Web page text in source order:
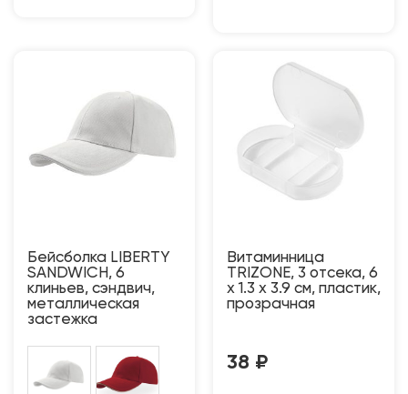
Бейсболка LIBERTY
SANDWICH, 6
клиньев, сэндвич,
металлическая
застежка
Витаминница
TRIZONE, 3 отсека, 6
x 1.3 x 3.9 см, пластик,
прозрачная
38 ₽